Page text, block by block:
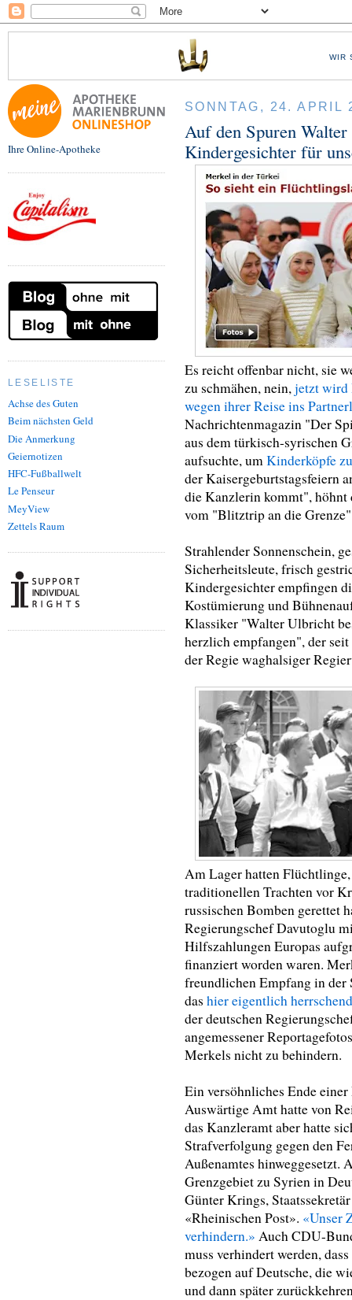
WIR
Ihre Online-Apotheke
LESELISTE
Achse des Guten
Beim nächsten Geld
Die Anmerkung
Geiernotizen
HFC-Fußballwelt
Le Penseur
MeyView
Zettels Raum
SONNTAG, 24. APRIL
Auf den Spuren
Kindergesichter für
Es reicht offenbar nicht, sie
zu schmähen, nein, jetzt wird
wegen ihrer Reise ins
Nachrichtenmagazin "Der
aus dem türkisch-syrischen
aufsuchte, um Kinderköpfe
der Kaisergeburtstagsfeiern
die Kanzlerin kommt",
vom "Blitztrip an die
Strahlender Sonnenschein,
Sicherheitsleute, frisch
Kindergesichter empfingen
Kostümierung und
Klassiker "Walter Ulbricht
herzlich empfangen", der
der Regie waghalsiger
Am Lager hatten
traditionellen Trachten vor
russischen Bomben gerettet
Regierungschef Davutoglu
Hilfszahlungen Europas
finanziert worden waren.
freundlichen Empfang in der
das hier eigentlich
der deutschen
angemessener
Merkels nicht zu behindern.
Ein versöhnliches Ende
Auswärtige Amt hatte von
das Kanzleramt aber hatte
Strafverfolgung gegen den
Außenamtes hinweggesetzt.
Grenzgebiet zu Syrien in
Günter Krings,
«Rheinischen Post». «Unser
verhindern.» Auch CDU-
muss verhindert werden,
bezogen auf Deutsche, die
und dann später